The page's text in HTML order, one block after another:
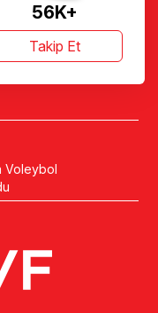
56K+
Takip Et
Voleybol